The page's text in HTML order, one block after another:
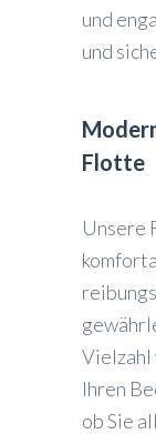
und
und
Flotte
Unsere
Vielzahl
Ihren
ob Sie